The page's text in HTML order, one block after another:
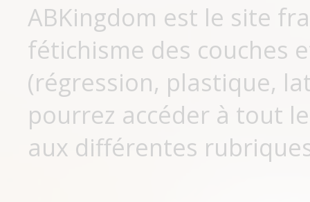
ABKingdom est le site
fétichisme des couches
(régression, plastique,
pourrez accéder à tout
aux différentes